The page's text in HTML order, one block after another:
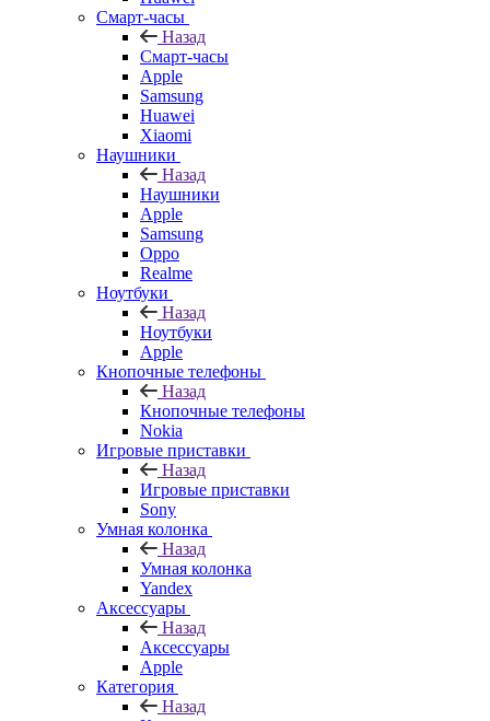
Смарт-часы
Назад
Смарт-часы
Apple
Samsung
Huawei
Xiaomi
Наушники
Назад
Наушники
Apple
Samsung
Oppo
Realme
Ноутбуки
Назад
Ноутбуки
Apple
Кнопочные телефоны
Назад
Кнопочные телефоны
Nokia
Игровые приставки
Назад
Игровые приставки
Sony
Умная колонка
Назад
Умная колонка
Yandex
Аксессуары
Назад
Аксессуары
Apple
Категория
Назад